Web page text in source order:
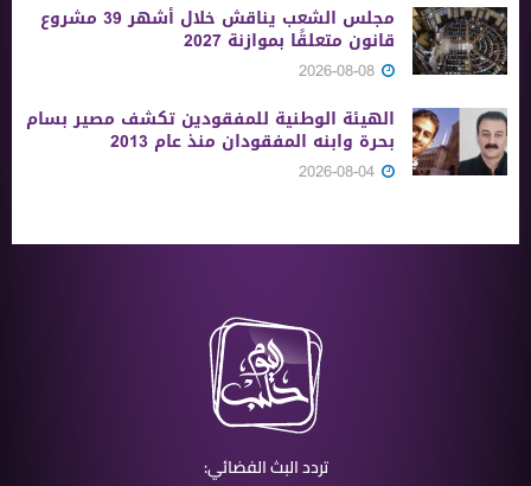
مجلس الشعب يناقش خلال أشهر 39 مشروع
قانون متعلقًا بموازنة 2027
الهيئة الوطنية للمفقودين تكشف مصير بسام
بحرة وابنه المفقودان منذ عام 2013
تردد البث الفضائي: